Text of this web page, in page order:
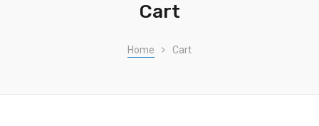
Cart
Home Cart